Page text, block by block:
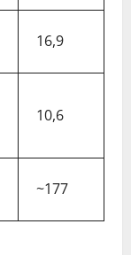
16,9
10,6
~177